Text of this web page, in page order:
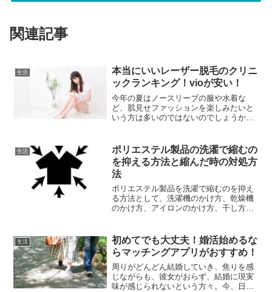
関連記事
生活
本当にいいレーザー脱毛のクリニ
ックランキング！vioが安い！
今年の夏はノースリーブの服や水着な
ど、肌見せファッションを楽しみたいと
いう方は多いのではないのでしょうか。
くなるので、やはり脱毛クリニックに通
うことがおすすめです。「でも...
生活
ポリエステル製品の洗濯で縮むの
を抑える方法と縮んだ時の対処方
法
ポリエステル製品を洗濯で縮むのを抑え
る方法として、洗濯機のかけ方、乾燥機
のかけ方、アイロンのかけ方、干し方に
エステルの特徴を理解し正しい洗濯方法
で洋服を長持ちさせましょう。
生活
初めてでも大丈夫！婚活始めるな
らマッチングアプリがおすすめ！
周りがどんどん結婚していき、焦りを感
じながらも、彼女がおらず、結婚に現実
味が感じられないという方々。今、日本